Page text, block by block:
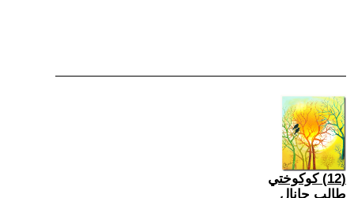
(12) كوكوختي
طالب جانال